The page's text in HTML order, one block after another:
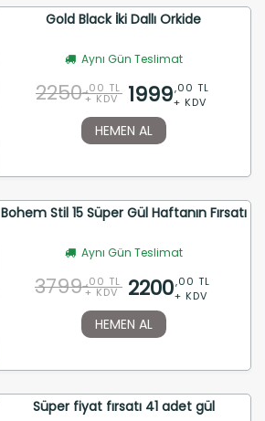
Gold Black İki Dallı Orkide
Aynı Gün Teslimat
2250 ,00 TL
+ KDV 1999,00 TL
+ KDV
HEMEN AL
Bohem Stil 15 Süper Gül Haftanın Fırsatı
Aynı Gün Teslimat
3799 ,00 TL
+ KDV 2200,00 TL
+ KDV
HEMEN AL
Süper fiyat fırsatı 41 adet gül